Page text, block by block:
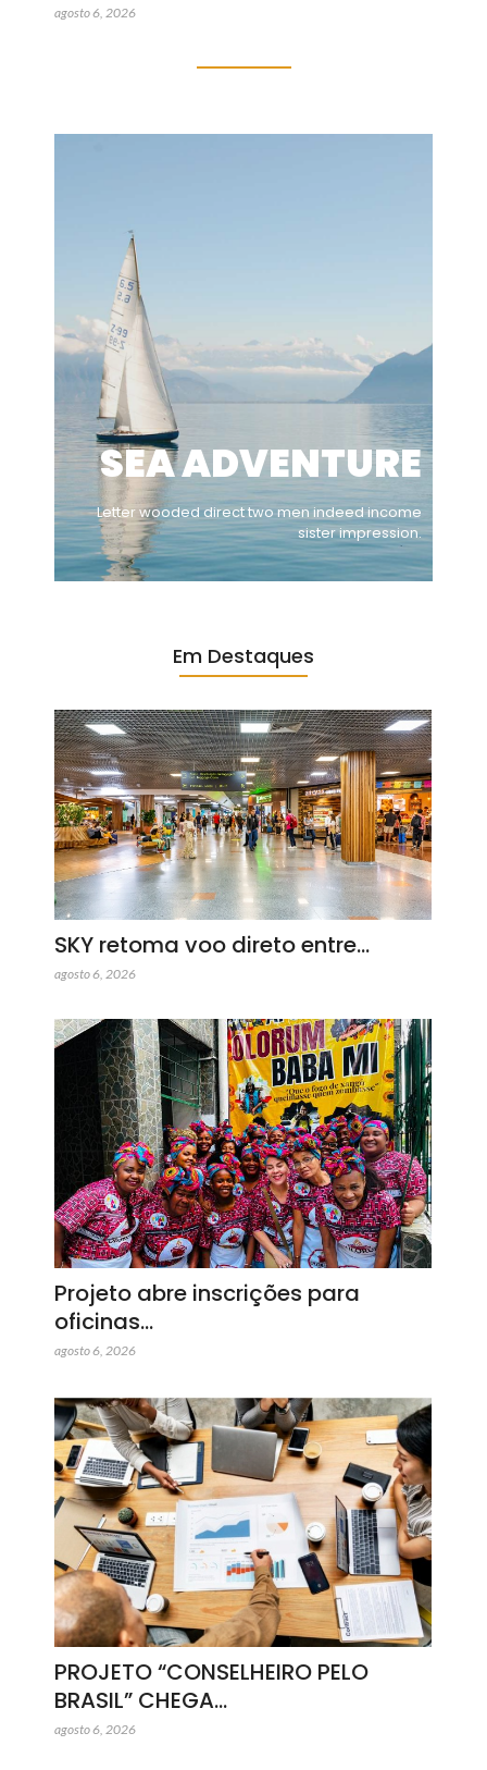
agosto 6, 2026
SEA ADVENTURE
Letter wooded direct two men indeed income
sister impression.
Em Destaques
SKY retoma voo direto entre…
agosto 6, 2026
Projeto abre inscrições para
oficinas…
agosto 6, 2026
PROJETO “CONSELHEIRO PELO
BRASIL” CHEGA…
agosto 6, 2026